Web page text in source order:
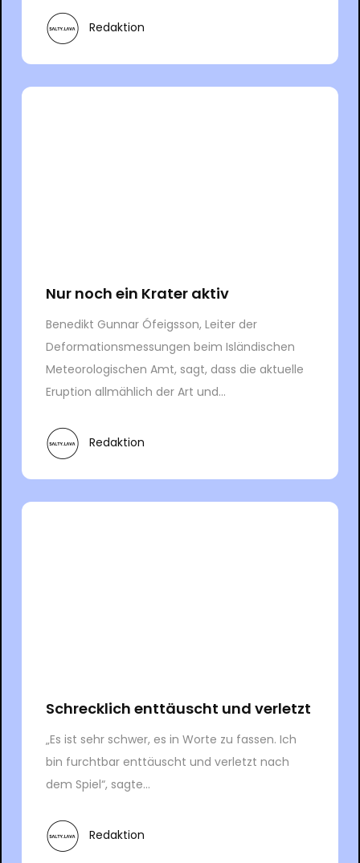
Redaktion
Nur noch ein Krater aktiv
Benedikt Gunnar Ófeigsson, Leiter der
Deformationsmessungen beim Isländischen
Meteorologischen Amt, sagt, dass die aktuelle
Eruption allmählich der Art und...
Redaktion
Schrecklich enttäuscht und verletzt
„Es ist sehr schwer, es in Worte zu fassen. Ich
bin furchtbar enttäuscht und verletzt nach
dem Spiel“, sagte...
Redaktion